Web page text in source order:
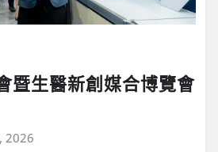
暨生醫新創媒合博覽會
2026